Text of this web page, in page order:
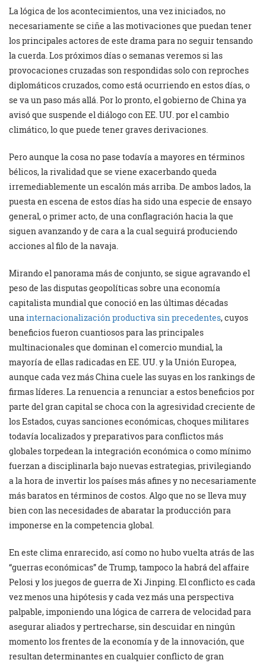
La lógica de los acontecimientos, una vez iniciados, no
necesariamente se ciñe a las motivaciones que puedan tener
los principales actores de este drama para no seguir tensando
la cuerda. Los próximos días o semanas veremos si las
provocaciones cruzadas son respondidas solo con reproches
diplomáticos cruzados, como está ocurriendo en estos días, o
se va un paso más allá. Por lo pronto, el gobierno de China ya
avisó que suspende el diálogo con EE. UU. por el cambio
climático, lo que puede tener graves derivaciones.
Pero aunque la cosa no pase todavía a mayores en términos
bélicos, la rivalidad que se viene exacerbando queda
irremediablemente un escalón más arriba. De ambos lados, la
puesta en escena de estos días ha sido una especie de ensayo
general, o primer acto, de una conflagración hacia la que
siguen avanzando y de cara a la cual seguirá produciendo
acciones al filo de la navaja.
Mirando el panorama más de conjunto, se sigue agravando el
peso de las disputas geopolíticas sobre una economía
capitalista mundial que conoció en las últimas décadas
unainternacionalización productiva sin precedentes, cuyos
beneficios fueron cuantiosos para las principales
multinacionales que dominan el comercio mundial, la
mayoría de ellas radicadas en EE. UU. y la Unión Europea,
aunque cada vez más China cuele las suyas en los rankings de
firmas líderes. La renuencia a renunciar a estos beneficios por
parte del gran capital se choca con la agresividad creciente de
los Estados, cuyas sanciones económicas, choques militares
todavía localizados y preparativos para conflictos más
globales torpedean la integración económica o como mínimo
fuerzan a disciplinarla bajo nuevas estrategias, privilegiando
a la hora de invertir los países más afines y no necesariamente
más baratos en términos de costos. Algo que no se lleva muy
bien con las necesidades de abaratar la producción para
imponerse en la competencia global.
En este clima enrarecido, así como no hubo vuelta atrás de las
“guerras económicas” de Trump, tampoco la habrá del affaire
Pelosi y los juegos de guerra de Xi Jinping. El conflicto es cada
vez menos una hipótesis y cada vez más una perspectiva
palpable, imponiendo una lógica de carrera de velocidad para
asegurar aliados y pertrecharse, sin descuidar en ningún
momento los frentes de la economía y de la innovación, que
resultan determinantes en cualquier conflicto de gran